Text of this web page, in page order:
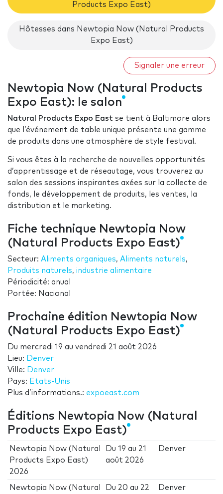
Products Expo East)
Hôtesses dans Newtopia Now (Natural Products
Expo East)
Signaler une erreur
Newtopia Now (Natural Products
Expo East): le salon
Natural Products Expo East se tient à Baltimore alors
que l’événement de table unique présente une gamme
de produits dans une atmosphère de style festival.
Si vous êtes à la recherche de nouvelles opportunités
d’apprentissage et de réseautage, vous trouverez au
salon des sessions inspirantes axées sur la collecte de
fonds, le développement de produits, les ventes, la
distribution et le marketing.
Fiche technique Newtopia Now
(Natural Products Expo East)
Secteur: Aliments organiques, Aliments naturels,
Produits naturels, industrie alimentaire
Périodicité: anual
Portée: Nacional
Prochaine édition Newtopia Now
(Natural Products Expo East)
Du mercredi 19 au vendredi 21 août 2026
Lieu: Denver
Ville: Denver
Pays: Etats-Unis
Plus d’informations.: expoeast.com
Éditions Newtopia Now (Natural
Products Expo East)
Newtopia Now (Natural
Products Expo East)
2026
Du19 au 21
août 2026
Denver
Newtopia Now (Natural
Du 20 au 22
Denver